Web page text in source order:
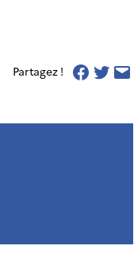
Partagez !